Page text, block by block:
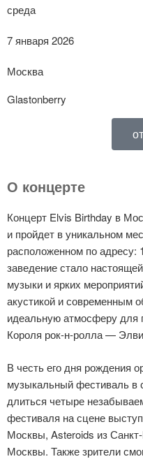
среда
7 января 2026
Москва
Glastonberry
О концерте
Концерт Elvis Birthday в
и пройдет в уникальном
расположенном по адресу:
заведение стало
музыки и ярких
акустикой и современным
идеальную атмосферу для
Короля рок-н-ролла —
В честь его дня рождения
музыкальный фестиваль в
длиться четыре
фестиваля на сцене
Москвы, Asteroids из
Москвы. Также зрители